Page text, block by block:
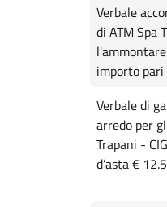
Verbale
di ATM Spa
importo
Verbale di
arredo per
Trapani -
d’asta €